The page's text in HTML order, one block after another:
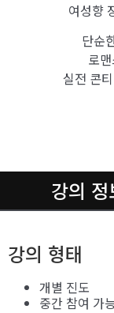
여성향
단순
로
실전 콘
강의 정
강의 형태
개별 진도
중간 참여 가